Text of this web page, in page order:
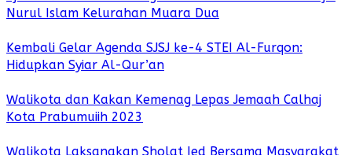
Nurul Islam Kelurahan Muara Dua
Kembali Gelar Agenda SJSJ ke-4 STEI Al-Furqon:
Hidupkan Syiar Al-Qur’an
Walikota dan Kakan Kemenag Lepas Jemaah Calhaj
Kota Prabumuiih 2023
Walikota Laksanakan Sholat Ied Bersama Masyarakat